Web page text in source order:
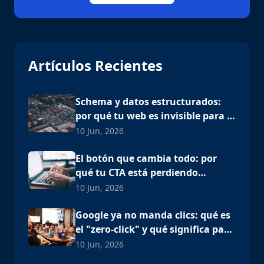
Artículos Recientes
Schema y datos estructurados:
por qué tu web es invisible para la
IA
10 Jun, 2026
El botón que cambia todo: por
qué tu CTA está perdiendo
clientes
10 Jun, 2026
Google ya no manda clics: qué es
el "zero-click" y qué significa para
tu negocio en Los Cabos
10 Jun, 2026